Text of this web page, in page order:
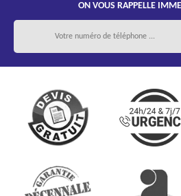
ON VOUS RAPPELLE